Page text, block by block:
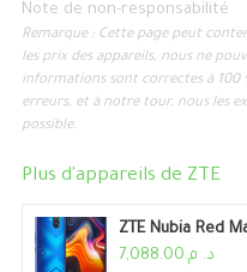
Note de non-responsabilité
Remarque : Cette page peut
les prix des appareils, nous ne
informations sont correctes à 100
erreurs, et à notre tour, nous les
possible.
Plus d'appareils de ZTE
ZTE Nubia Red
د. م.7,088.00